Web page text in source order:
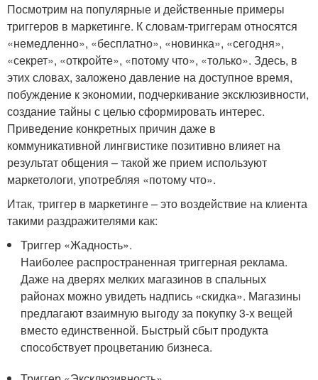
Посмотрим на популярные и действенные примеры
триггеров в маркетинге. К словам-триггерам относятся
«немедленно», «бесплатно», «новинка», «сегодня»,
«секрет», «откройте», «потому что», «только». Здесь, в
этих словах, заложено давление на доступное время,
побуждение к экономии, подчеркивание эксклюзивности,
создание тайны с целью сформировать интерес.
Приведение конкретных причин даже в
коммуникативной лингвистике позитивно влияет на
результат общения – такой же прием используют
маркетологи, употребляя «потому что».
Итак, триггер в маркетинге – это воздействие на клиента
такими раздражителями как:
Триггер «Жадность».
Наиболее распространенная триггерная реклама.
Даже на дверях мелких магазинов в спальных
районах можно увидеть надпись «скидка». Магазины
предлагают взаимную выгоду за покупку 3-х вещей
вместо единственной. Быстрый сбыт продукта
способствует процветанию бизнеса.